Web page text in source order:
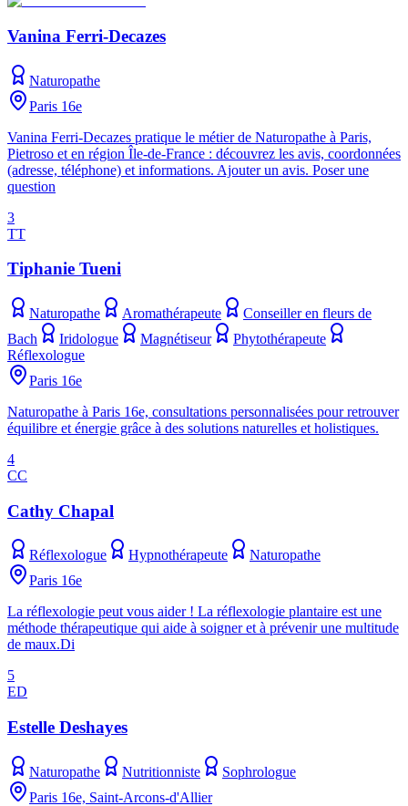
Vanina Ferri-Decazes
Naturopathe
Paris 16e
Vanina Ferri-Decazes pratique le métier de Naturopathe à Paris,
Pietroso et en région Île-de-France : découvrez les avis, coordonnées
(adresse, téléphone) et informations. Ajouter un avis. Poser une
question
3
TT
Tiphanie Tueni
Naturopathe Aromathérapeute
Conseiller en fleurs de
Bach
Iridologue Magnétiseur
Phytothérapeute
Réflexologue
Paris 16e
Naturopathe à Paris 16e, consultations personnalisées pour retrouver
équilibre et énergie grâce à des solutions naturelles et holistiques.
4
CC
Cathy Chapal
Réflexologue Hypnothérapeute
Naturopathe
Paris 16e
La réflexologie peut vous aider ! La réflexologie plantaire est une
méthode thérapeutique qui aide à soigner et à prévenir une multitude
de maux.Di
5
ED
Estelle Deshayes
Naturopathe Nutritionniste
Sophrologue
Paris 16e, Saint-Arcons-d'Allier